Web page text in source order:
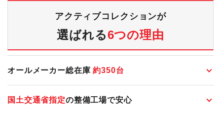
アクティブコレクションが
選ばれる6つの理由
オールメーカー総在庫約350台
国土交通省指定の整備工場で安心